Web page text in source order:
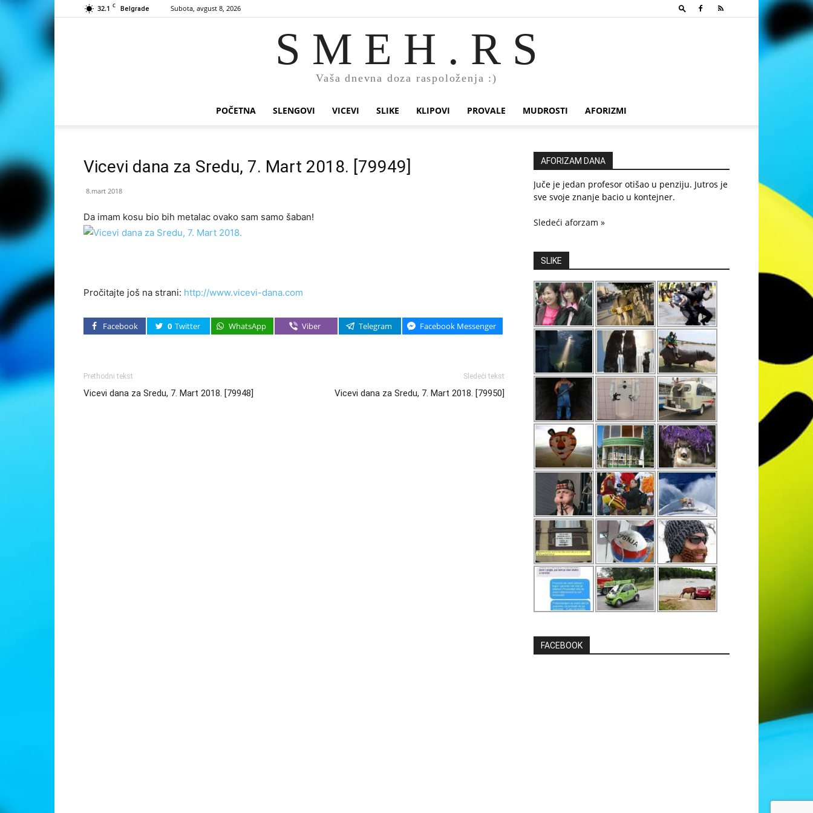
32.1 C Belgrade Subota, avgust 8, 2026
S M E H . R S
Vaša dnevna doza raspoloženja :)
POČETNA SLENGOVI VICEVI SLIKE KLIPOVI PROVALE MUDROSTI AFORIZMI
Vicevi dana za Sredu, 7. Mart 2018. [79949]
8.mart 2018
Da imam kosu bio bih metalac ovako sam samo šaban!
Pročitajte još na strani: http://www.vicevi-dana.com
Facebook 0 Twitter WhatsApp Viber Telegram Facebook Messenger
Prethodni tekst
Vicevi dana za Sredu, 7. Mart 2018. [79948]
Sledeći tekst
Vicevi dana za Sredu, 7. Mart 2018. [79950]
AFORIZAM DANA
Juče je jedan profesor otišao u penziju. Jutros je
sve svoje znanje bacio u kontejner.
Sledeći aforzam »
SLIKE
FACEBOOK